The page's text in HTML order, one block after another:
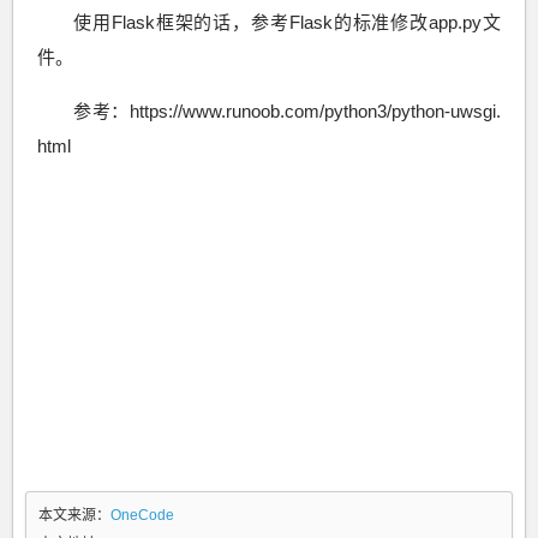
使用Flask框架的话，参考Flask的标准修改app.py文
件。
参考：https://www.runoob.com/python3/python-uwsgi.
html
本文来源： OneCode